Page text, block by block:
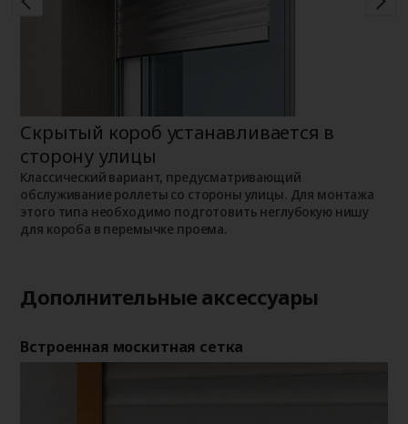
Скрытый короб устанавливается в
сторону улицы
Классический вариант, предусматривающий
обслуживание роллеты со стороны улицы. Для монтажа
этого типа необходимо подготовить неглубокую нишу
для короба в перемычке проема.
Дополнительные аксессуары
Встроенная москитная сетка